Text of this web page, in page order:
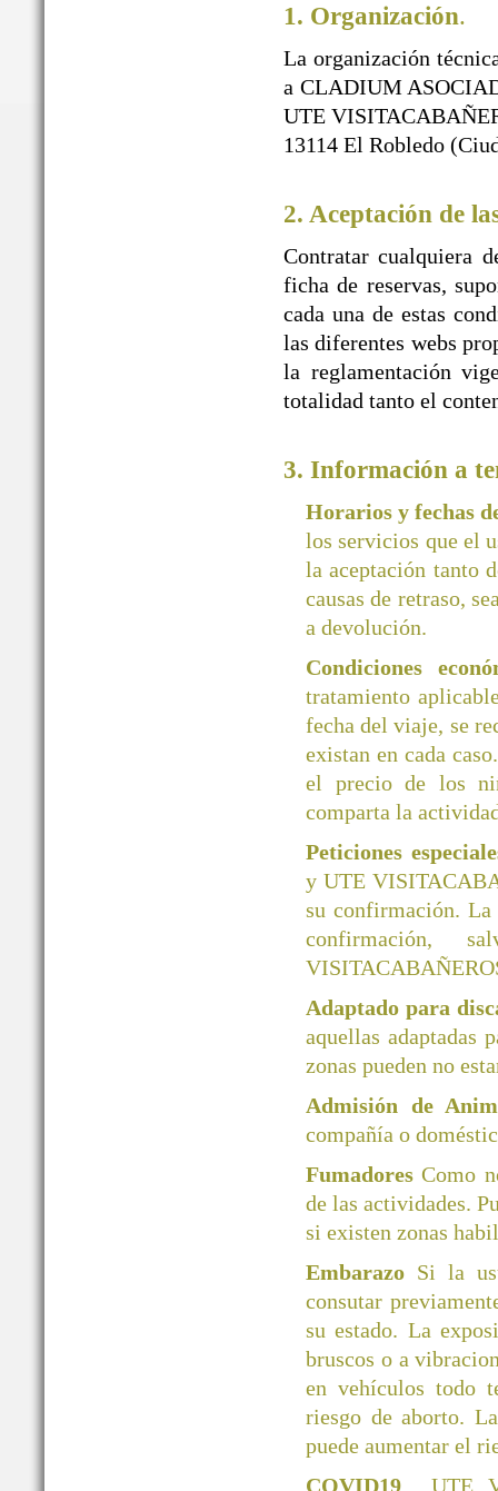
1. Organización.
La organización
a CLADIUM
UTE
13114 El Robledo
2. Aceptación de
Contratar cualquiera
ficha de reservas,
cada una de estas
las diferentes webs
la reglamentación
totalidad tanto el
3. Información a
Horarios y fechas
los servicios que el
la aceptación tanto
causas de retraso,
a devolución.
Condiciones
tratamiento
fecha del viaje, se
existan en cada
el precio de los
comparta la
Peticiones
y UTE
su confirmación.
confirmación,
Adaptado para
aquellas adaptadas
zonas pueden no
Admisión de
compañía o
FumadoresComo
de las actividades.
si existen zonas
Embarazo Si la
consutar
su estado. La
bruscos o a
en vehículos todo
riesgo de aborto.
puede aumentar el
COVID19 UTE